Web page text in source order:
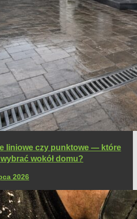
liniowe czy punktowe — które
wokół domu?
2026